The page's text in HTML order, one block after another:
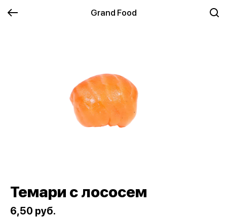
Grand Food
Темари с лососем
6,50 руб.